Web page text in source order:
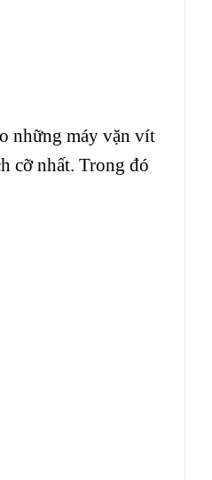
những máy vặn vít
cỡ nhất. Trong đó